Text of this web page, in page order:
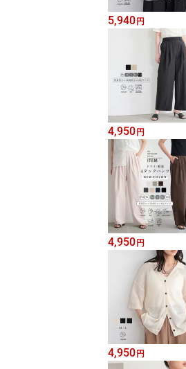
5,940円
4,950円
4,950円
4,950円